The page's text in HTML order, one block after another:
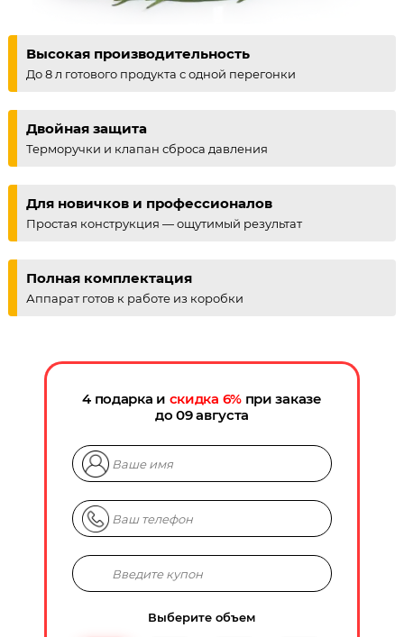
Высокая производительность
До 8 л готового продукта с одной перегонки
Двойная защита
Терморучки и клапан сброса давления
Для новичков и профессионалов
Простая конструкция — ощутимый результат
Полная комплектация
Аппарат готов к работе из коробки
4 подарка и скидка 6%при заказе
Выберите объем